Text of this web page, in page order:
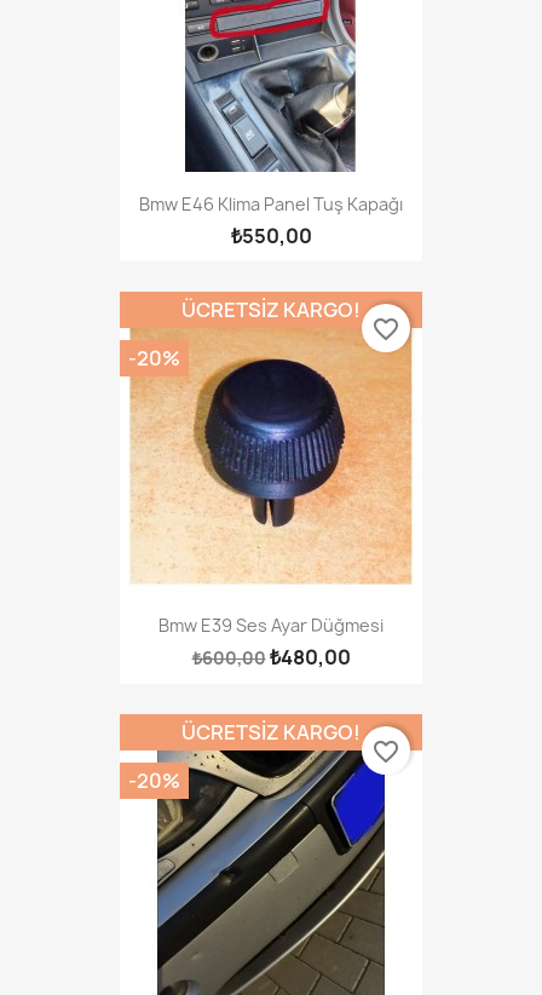
Bmw E46 Klima Panel Tuş Kapağı
₺550,00
Bmw E39 Ses Ayar Düğmesi
₺600,00₺480,00
ÜCRETSIZ KARGO!
-20%
favorite_border
ÜCRETSIZ KARGO!
-20%
favorite_border